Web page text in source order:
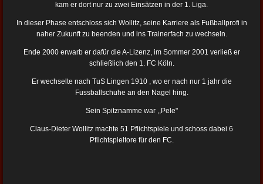
kam er dort nur zu zwei Einsätzen in der 1. Liga.
In dieser Phase entschloss sich Wollitz, seine Karriere als Fußballprofi in
naher Zukunft zu beenden und ins Trainerfach zu wechseln.
Ende 2000 erwarb er dafür die A-Lizenz, im Sommer 2001 verließ er
schließlich den 1. FC Köln.
Er wechselte nach TuS Lingen 1910 , wo er nach nur 1 jahr die
Fussballschuhe an den Nagel hing.
Sein Spitznamme war ,,Pele"
Claus-Dieter Wollitz machte 51 Pflichtspiele und schoss dabei 6
Pflichtspieltore für den FC.